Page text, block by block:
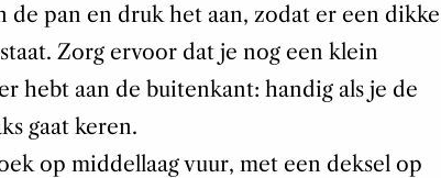
de pan en druk het aan, zodat er een dikke
Zorg ervoor dat je nog een klein
hebt aan de buitenkant: handig als je de
gaat keren.
op middellaag vuur, met een deksel op